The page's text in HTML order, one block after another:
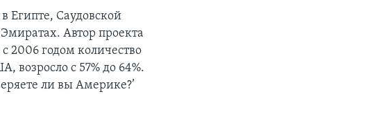
Саудовской
Автор проекта
2006 годом количество
с 57% до 64%.
ли вы Америке?’